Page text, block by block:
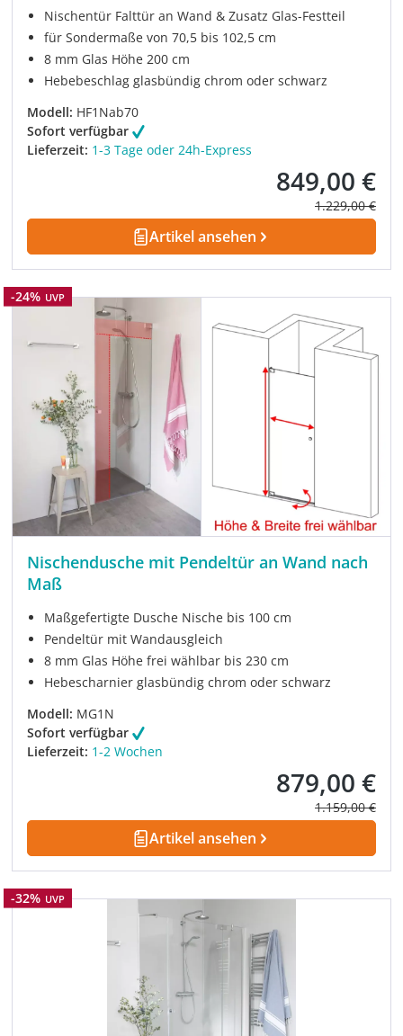
Nischentür Falttür an Wand & Zusatz Glas-Festteil
für Sondermaße von 70,5 bis 102,5 cm
8 mm Glas Höhe 200 cm
Hebebeschlag glasbündig chrom oder schwarz
Modell: HF1Nab70
Sofort verfügbar
Lieferzeit: 1-3 Tage oder 24h-Express
Verkaufspreis:
849,00 €
Regulärer
1.229,00 €
Artikel ansehen
Rabatt
-24% UVP
Nischendusche mit Pendeltür an Wand nach
Maß
Maßgefertigte Dusche Nische bis 100 cm
Pendeltür mit Wandausgleich
8 mm Glas Höhe frei wählbar bis 230 cm
Hebescharnier glasbündig chrom oder schwarz
Modell: MG1N
Sofort verfügbar
Lieferzeit: 1-2 Wochen
Verkaufspreis:
879,00 €
Regulärer
1.159,00 €
Artikel ansehen
Rabatt
-32% UVP